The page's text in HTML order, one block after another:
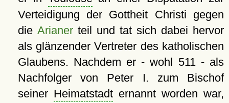
Verteidigung der Gottheit Christi gegen
die Arianerteil und tat sich dabei hervor
als glänzender Vertreter des katholischen
Glaubens. Nachdem er - wohl 511 - als
Nachfolger von Peter I. zum Bischof
seiner Heimatstadternannt worden war,